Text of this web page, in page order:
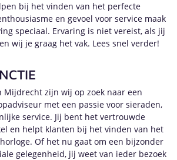
bij het vinden van het perfecte
en gevoel voor service maak
speciaal. Ervaring is niet vereist, als jij
wij je graag het vak. Lees snel verder!
Mijdrecht zijn wij op zoek naar een
met een passie voor sieraden,
service. Jij bent het vertrouwde
en helpt klanten bij het vinden van het
Of het nu gaat om een bijzonder
gelegenheid, jij weet van ieder bezoek